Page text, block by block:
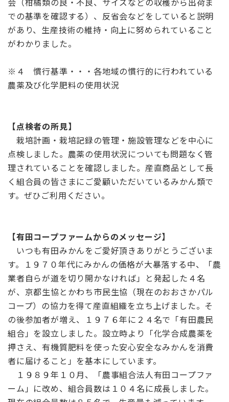
での基準を確認する）、反省会などをしていると説明
があり、生産技術の維持・向上に努められていること
がわかりました。
※４ 慣行基準・・・各地域の慣行的に行われている
農薬及び化学肥料の使用状況
【点検者の所見】
栽培計画・栽培記録の管理・施設管理などを中心に
点検しました。農薬の使用状況についても問題なく管
理されていることを確認しました。産直商品として長
く組合員の皆さまにご愛顧いただいているみかん類で
す。ぜひご利用ください。
【有田コープファームからのメッセージ】
いつも有田みかんをご愛好頂きありがとうございま
す。１９７０年代にみかんの価格が大暴落する中、「農
業者自らが道を切り開かなければ」と発起した４名
が、京都生協とかわち市民生協（現在のおおさかパル
コープ）の協力を得て産直組織を立ち上げました。そ
の後参加者が増え、１９７６年に２４名で「有田農民
組合」を設立しました。設立時より「化学合成農薬を
押さえ、有機質肥料を使った安心安全なみかんを消費
者に届けること」を基本にしています。
１９８９年１０月、「農事組合法人有田コープファ
ーム」に改め、組合員数は１０４名に成長しました。